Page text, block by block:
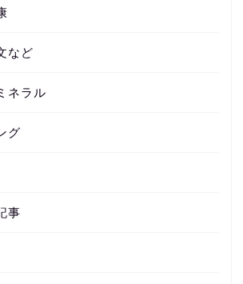
など
ネラル
グ
事